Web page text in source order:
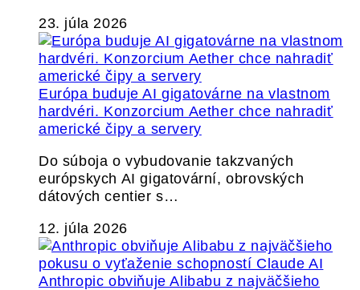
23. júla 2026
Európa buduje AI gigatovárne na vlastnom
hardvéri. Konzorcium Aether chce nahradiť
americké čipy a servery
Do súboja o vybudovanie takzvaných
európskych AI gigatovární, obrovských
dátových centier s…
12. júla 2026
Anthropic obviňuje Alibabu z najväčšieho